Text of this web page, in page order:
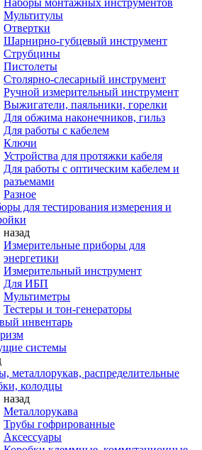
Наборы монтажных инструментов
Мультитулы
Отвертки
Шарнирно-губцевый инструмент
Струбцины
Пистолеты
Столярно-слесарный инструмент
Ручной измерительный инструмент
Выжигатели, паяльники, горелки
Для обжима наконечников, гильз
Для работы с кабелем
Ключи
Устройства для протяжки кабеля
Для работы с оптическим кабелем и
разъемами
Разное
для тестирования измерения и
назад
Измерительные приборы для
энергетики
Измерительный инструмент
Для ИБП
Мультиметры
Тестеры и тон-генераторы
инвентарь
системы
металлорукав, распределительные
колодцы
назад
Металлорукава
Трубы гофрированные
Аксессуары